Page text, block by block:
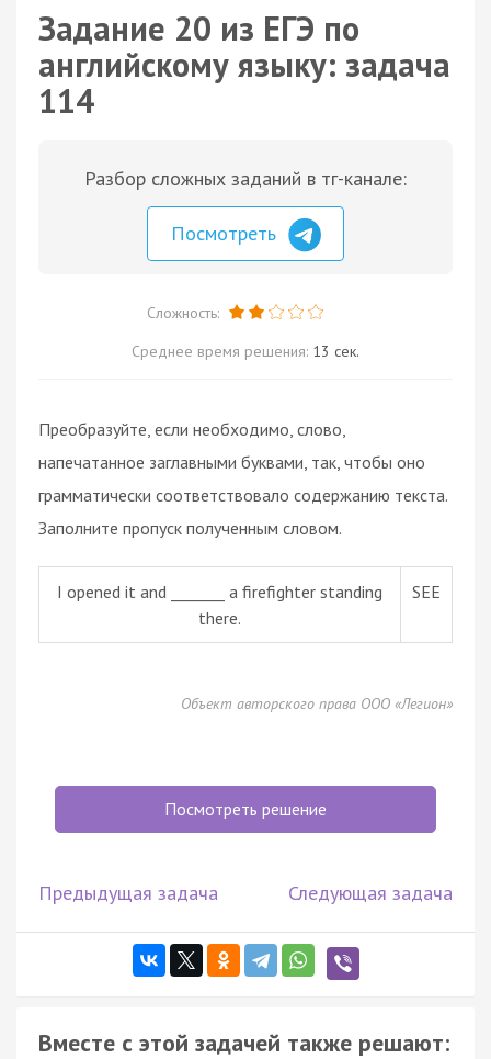
Задание 20 из ЕГЭ по
английскому языку: задача
114
Разбор сложных заданий в тг-канале:
Посмотреть
Сложность:
Среднее время решения: 13 сек.
Преобразуйте, если необходимо, слово,
напечатанное заглавными буквами, так, чтобы оно
грамматически соответствовало содержанию текста.
Заполните пропуск полученным словом.
I opened it and _______ a firefighter standing
there.
SEE
Объект авторского права ООО «Легион»
Посмотреть решение
Предыдущая задача Следующая задача
Вместе с этой задачей также решают: